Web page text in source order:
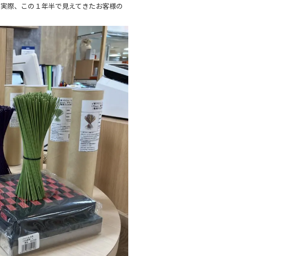
実際、この １年半で見えてきたお客様の